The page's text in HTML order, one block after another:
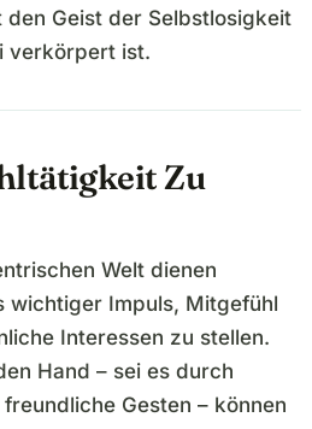
den Geist der Selbstlosigkeit
verkörpert ist.
Zu
Welt dienen
wichtiger Impuls, Mitgefühl
Interessen zu stellen.
Hand – sei es durch
Gesten – können